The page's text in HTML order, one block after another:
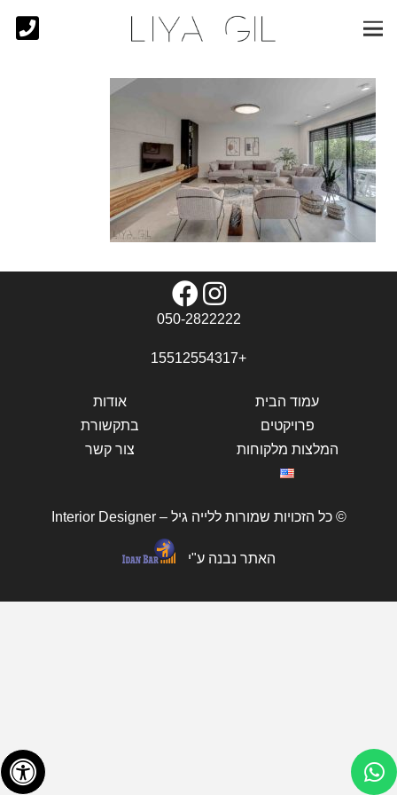
עמוד הבית
אודות
פרויקטים
בתקשורת
המלצות מלקוחות
צור קשר
© כל הזכויות שמורות ללייה גיל – Interior Designer
האתר נבנה ע"י
050-2822222
+15512554317